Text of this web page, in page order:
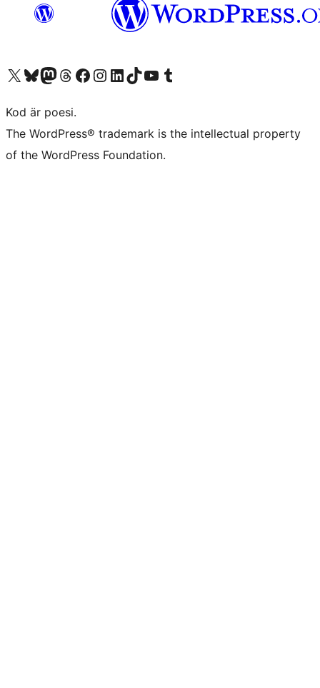
Besök vår X-konto (f.d. Twitter)
Besök vårt Bluesky-konto
Besök vårt Mastodon-konto
Besök vårt Thread-konto
Besök vår Facebook-sidaBesök vårt Instagram-konto
Besök vårt LinkedIn-konto
Besök vårt TikTok-konto
Besök vår YouTube-kanalBesök vårt Tumblr-konto
Kod är poesi.
The WordPress® trademark is the intellectual property
of the WordPress Foundation.